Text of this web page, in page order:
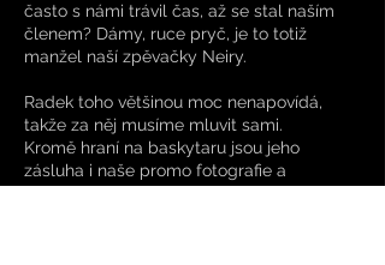
často s námi trávil čas, až se stal naším
členem? Dámy, ruce pryč, je to totiž
manžel naší zpěvačky Neiry.
Radek toho většinou moc nenapovídá,
takže za něj musíme mluvit sami.
Kromě hraní na baskytaru jsou jeho
zásluha i naše promo fotografie a